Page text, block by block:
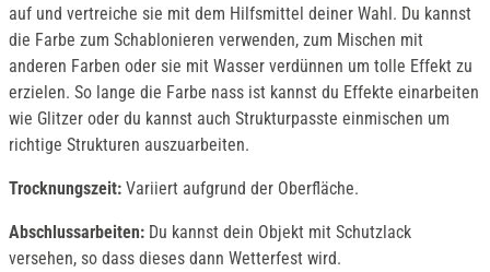
auf und vertreiche sie mit dem Hilfsmittel deiner Wahl. Du kannst
die Farbe zum Schablonieren verwenden, zum Mischen mit
anderen Farben oder sie mit Wasser verdünnen um tolle Effekt zu
erzielen. So lange die Farbe nass ist kannst du Effekte einarbeiten
wie Glitzer oder du kannst auch Strukturpasste einmischen um
richtige Strukturen auszuarbeiten.
Trocknungszeit: Variiert aufgrund der Oberfläche.
Abschlussarbeiten: Du kannst dein Objekt mit Schutzlack
versehen, so dass dieses dann Wetterfest wird.